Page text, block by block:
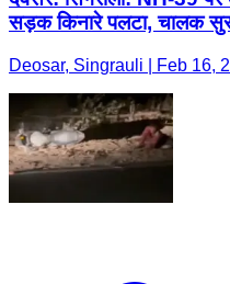
सड़क किनारे पलटा, चालक
Deosar, Singrauli | Feb 16,